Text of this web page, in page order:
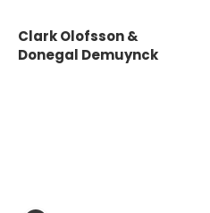
Clark Olofsson &
Donegal Demuynck